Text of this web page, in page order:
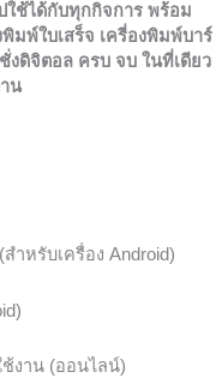
ใช้ได้กับทุกกิจการ พร้อม
พิมพ์ใบเสร็จ เครี่องพิมพ์บาร์
งดิจิตอล ครบ จบ ในที่เดียว
น
ำหรับเครื่อง Android)
งาน (ออนไลน์)